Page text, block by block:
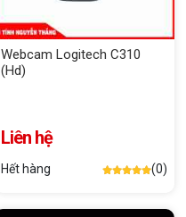
Webcam Logitech C310
(Hd)
Liên hệ
Hết hàng (0)